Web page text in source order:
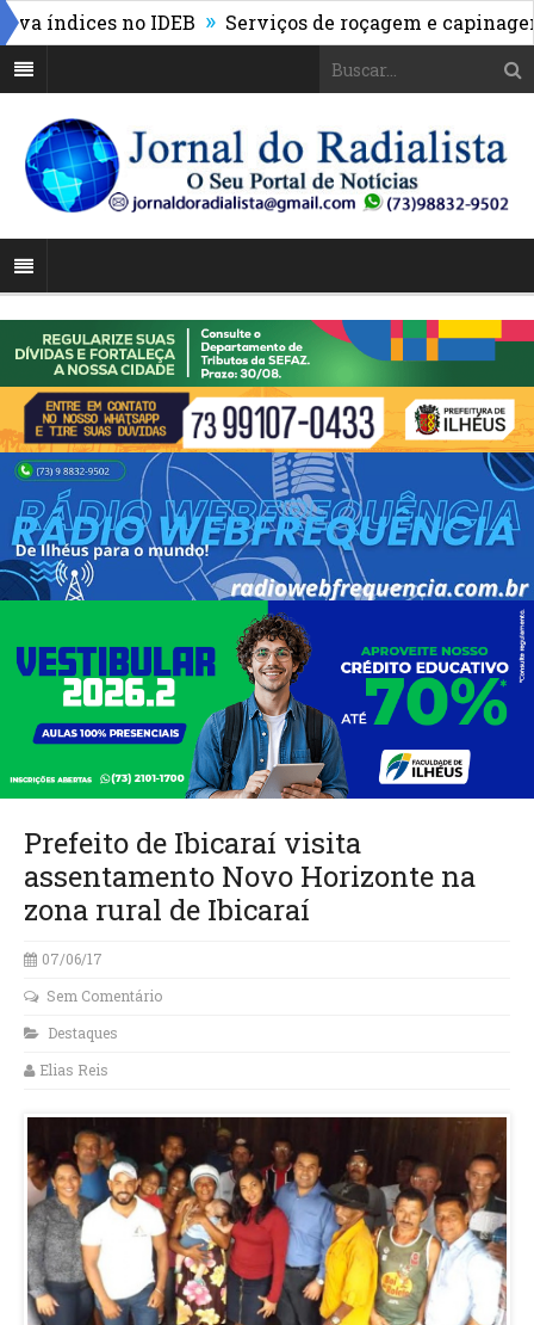
no IDEB » Serviços de roçagem e capinagem
Prefeito de Ibicaraí visita
assentamento Novo Horizonte na
zona rural de Ibicaraí
07/06/17
Sem Comentário
Destaques
Elias Reis